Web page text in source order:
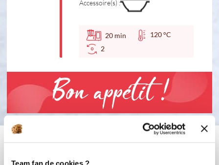
Team fan de cookies ?
Accessoire(s) :
20 min
120 °C
2
Bon appétit !